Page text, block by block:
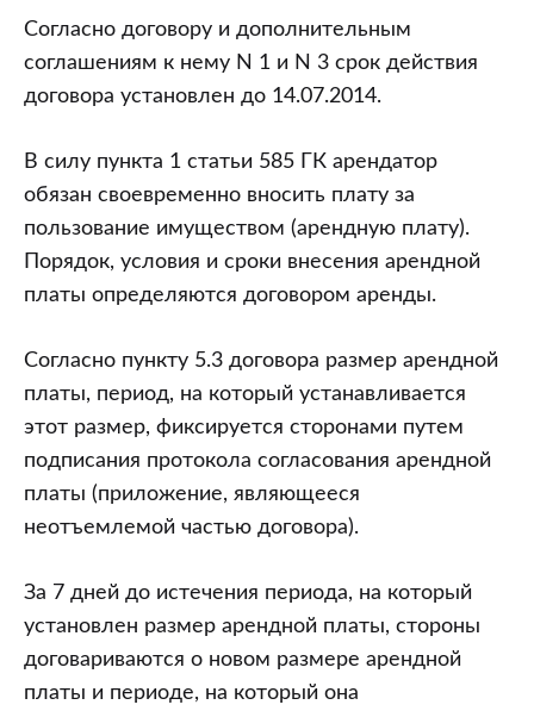
Согласно договору и дополнительным
соглашениям к нему N 1 и N 3 срок действия
договора установлен до 14.07.2014.
В силу пункта 1 статьи 585 ГК арендатор
обязан своевременно вносить плату за
пользование имуществом (арендную плату).
Порядок, условия и сроки внесения арендной
платы определяются договором аренды.
Согласно пункту 5.3 договора размер арендной
платы, период, на который устанавливается
этот размер, фиксируется сторонами путем
подписания протокола согласования арендной
платы (приложение, являющееся
неотъемлемой частью договора).
За 7 дней до истечения периода, на который
установлен размер арендной платы, стороны
договариваются о новом размере арендной
платы и периоде, на который она